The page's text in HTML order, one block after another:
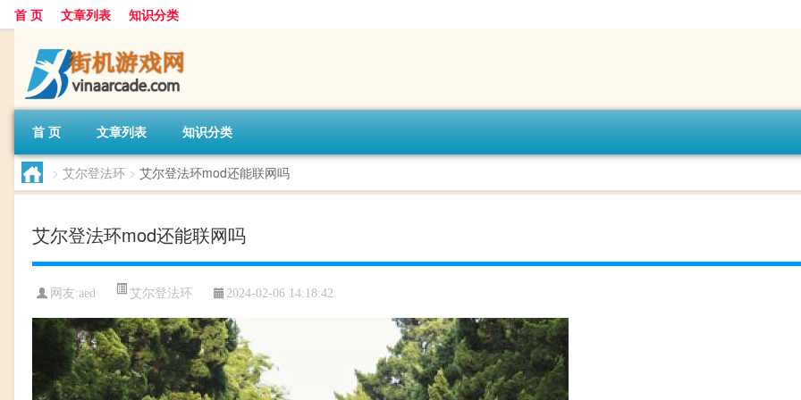
首 页 文章列表 知识分类
首 页 文章列表 知识分类
> 艾尔登法环 > 艾尔登法环mod还能联网吗
艾尔登法环mod还能联网吗
网友:aed 艾尔登法环 2024-02-06 14:18:42